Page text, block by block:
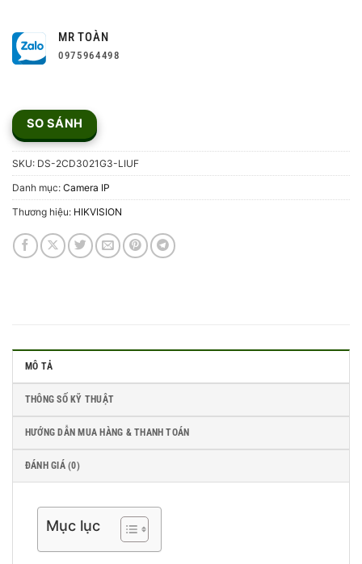
MR TOÀN
0975964498
SO SÁNH
SKU: DS-2CD3021G3-LIUF
Danh mục: Camera IP
Thương hiệu: HIKVISION
MÔ TẢ
THÔNG SỐ KỸ THUẬT
HƯỚNG DẪN MUA HÀNG & THANH TOÁN
ĐÁNH GIÁ (0)
Mục lục